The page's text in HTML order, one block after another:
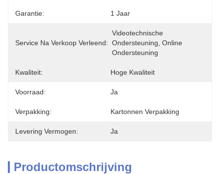
Garantie: 1 Jaar
Service Na Verkoop Verleend:
Videotechnische
Ondersteuning, Online
Ondersteuning
Kwaliteit: Hoge Kwaliteit
Voorraad: Ja
Verpakking: Kartonnen Verpakking
Levering Vermogen: Ja
Productomschrijving